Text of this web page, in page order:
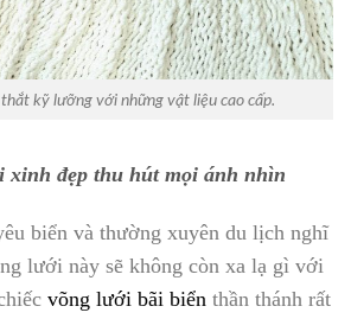
kỹ lưỡng với những vật liệu cao cấp.
xinh đẹp thu hút mọi ánh nhìn
biển và thường xuyên du lịch nghĩ
lưới này sẽ không còn xa lạ gì với
võng lưới bãi biển thần thánh rất